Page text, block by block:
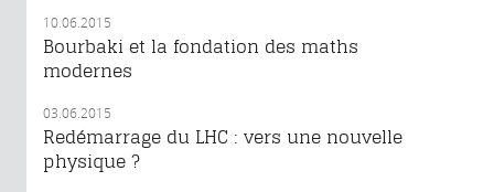
10.06.2015
Bourbaki et la fondation des maths
modernes
03.06.2015
Redémarrage du LHC : vers une nouvelle
physique ?